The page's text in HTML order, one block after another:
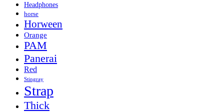
Headphones
horse
Horween
Orange
PAM
Panerai
Red
Stingray
Strap
Thick